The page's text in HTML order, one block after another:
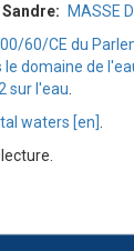
MASSE
60/CE du
domaine de
sur l'eau
waters [en]